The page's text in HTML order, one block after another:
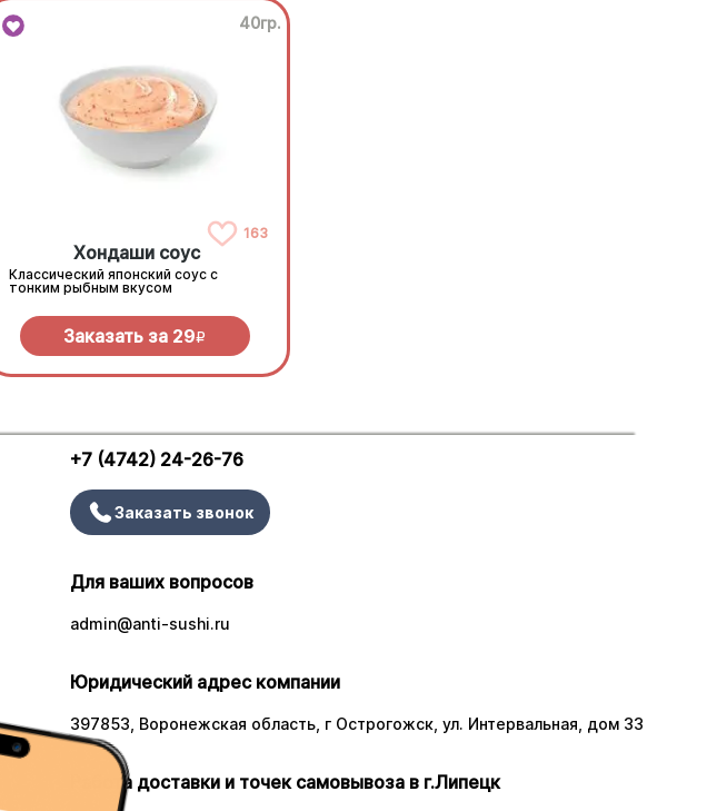
40гр.
163
Хондаши соус
Классический японский соус с
тонким рыбным вкусом
Заказать за 29R
+7 (4742) 24-26-76
Заказать звонок
Для ваших вопросов
admin@anti-sushi.ru
Юридический адрес компании
397853, Воронежская область, г Острогожск, ул. Интервальная, дом 33
Работа доставки и точек самовывоза в г.Липецк